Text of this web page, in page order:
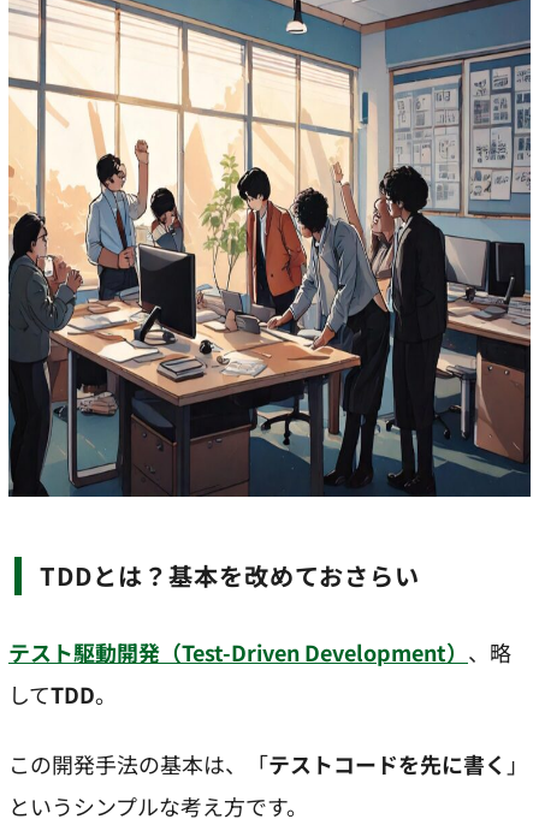
TDDとは？基本を改めておさらい
テスト駆動開発（Test-Driven Development） 、略
してTDD。
この開発手法の基本は、「テストコードを先に書く 」
というシンプルな考え方です。